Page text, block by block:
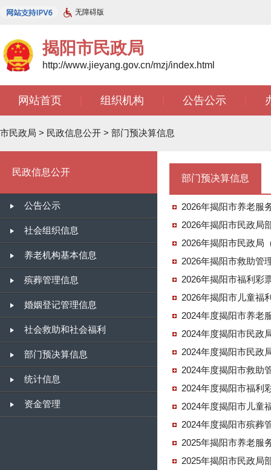
无障碍版
揭阳市民政局
http://www.jieyang.gov.cn/mzj/index.html
网站首页 组织机构 公告公示
市民政局 > 民政信息公开 > 部门预决算信息
民政信息公开
公告公示
社会组织信息
养老机构基本信息
殡葬管理信息
婚姻登记管理信息
社会救助和社会福利
部门预决算信息
统计信息
资金管理
部门预决算信息
2026年揭阳市养老服
2026年揭阳市民政局
2026年揭阳市民政局
2026年揭阳市救助管
2026年揭阳市福利彩
2026年揭阳市儿童福
2024年度揭阳市养老
2024年度揭阳市民政
2024年度揭阳市民政
2024年度揭阳市救助
2024年度揭阳市福利
2024年度揭阳市儿童
2024年度揭阳市殡葬
2025年揭阳市养老服
2025年揭阳市民政局